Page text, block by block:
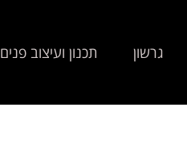
גרשון תכנון ועיצוב פנים